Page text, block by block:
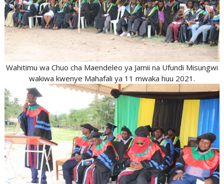
Wahitimu wa Chuo cha Maendeleo ya Jamii na Ufundi Misungwi
wakiwa kwenye Mahafali ya 11 mwaka huu 2021.